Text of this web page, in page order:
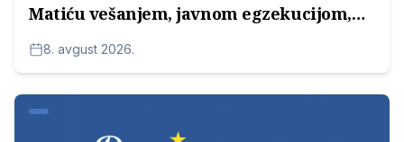
Matiću vešanjem, javnom egzekucijom,
žrtvovanjem...
8. avgust 2026.